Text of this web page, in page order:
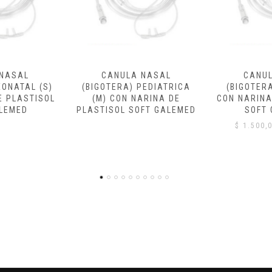
DE
GALEMED
CANULA NASAL
(BIGOTERA) ADULTO (L)
CON NARINA DE PLASTISOL
SOFT GALEMED